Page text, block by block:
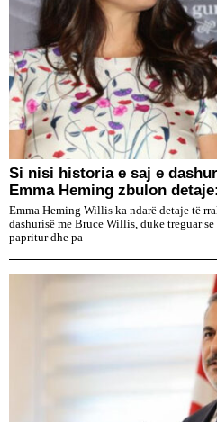
Si nisi historia e saj e
Emma Heming zbulon
Emma Heming Willis ka ndarë detaje të
dashurisë me Bruce Willis, duke treguar
papritur dhe pa